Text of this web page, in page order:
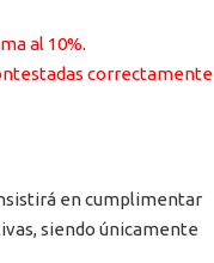
al 10%.
correctamente
en cumplimentar
siendo únicamente